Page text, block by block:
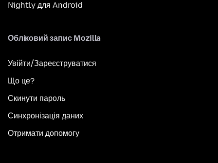
Nightly для Android
Обліковий запис Mozilla
Увійти/Зареєструватися
Що це?
Скинути пароль
Синхронізація даних
Отримати допомогу